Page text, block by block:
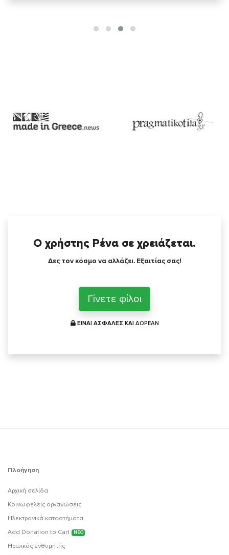
Ο χρήστης Ρένα σε χρειάζεται.
Δες τον κόσμο να αλλάζει. Εξαιτίας σας!
Γίνετε φίλοι
ΕΙΝΑΙ ΑΣΦΑΛΕΣ ΚΑΙ ΔΩΡΕΑΝ
Πλοήγηση
Αρχική σελίδα
Κοινωφελείς οργανώσεις
Ηλεκτρονικά καταστήματα
Add Donation to Cart
ΝΕΟ
Ηρωικός ενθυμητής